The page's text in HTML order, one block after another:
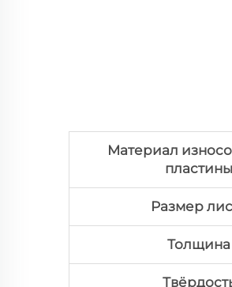
Материал
пластины
Размер
Толщина